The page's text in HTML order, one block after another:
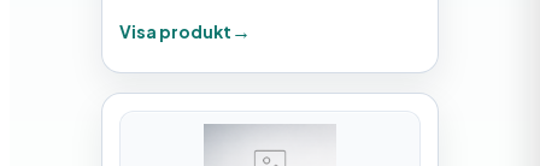
Visa produkt